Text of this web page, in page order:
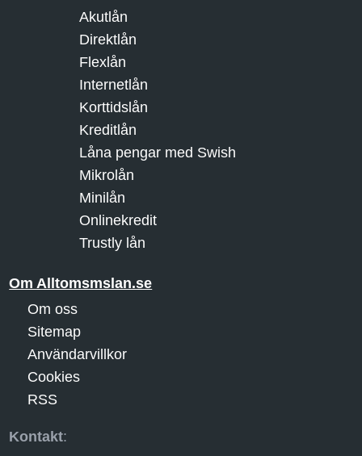
Akutlån
Direktlån
Flexlån
Internetlån
Korttidslån
Kreditlån
Låna pengar med Swish
Mikrolån
Minilån
Onlinekredit
Trustly lån
Om Alltomsmslan.se
Om oss
Sitemap
Användarvillkor
Cookies
RSS
Kontakt: